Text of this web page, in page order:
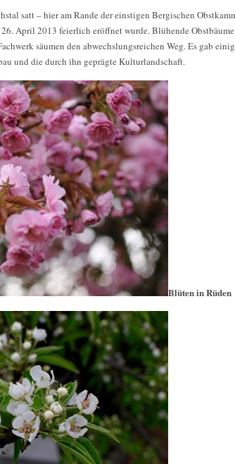
satt – hier am Rande der einstigen Bergischen
26. April 2013 feierlich eröffnet wurde. Blühende
säumen den abwechslungsreichen Weg. Es gab
und die durch ihn geprägte Kulturlandschaft.
Blüten in Rüden